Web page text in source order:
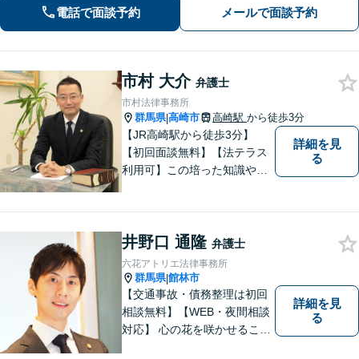
感にアンテナを張り正しい手続で遺産
分割を実現
電話で面談予約 メールで面談予約
市村 大介 弁護士
市村法律事務所
群馬県|高崎市 高崎駅 から徒歩3分
【JR高崎駅から徒歩3分】
【初回面談無料】【法テラス
利用可】この培った知識や経
す。お気軽にご相談くださ
い。
詳細を見
る
井野口 通隆 弁護士
六花アトリエ法律事務所
群馬県|館林市
【交通事故・債務整理は初回
相談無料】【WEB・夜間相談
対応】 心の花を咲かせること
詳細を見
る